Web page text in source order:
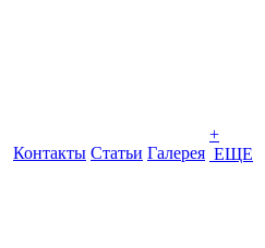
Контакты Статьи Галерея
+
ЕЩЕ